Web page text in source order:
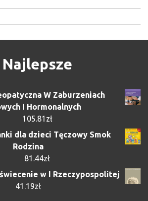
Najlepsze
W Zaburzeniach
I Hormonalnych
105.81 zł
dla dzieci Tęczowy Smok
Rodzina
81.44zł
w I Rzeczypospolitej
41.19zł